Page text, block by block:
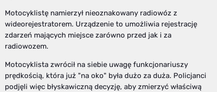
Motocyklistę namierzył nieoznakowany radiowóz z
wideorejestratorem. Urządzenie to umożliwia rejestrację
zdarzeń mających miejsce zarówno przed jak i za
radiowozem.
Motocyklista zwrócił na siebie uwagę funkcjonariuszy
prędkością, która już "na oko" była dużo za duża. Policjanci
podjęli więc błyskawiczną decyzję, aby zmierzyć właściwą